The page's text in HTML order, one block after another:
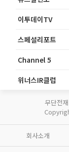
이투데이TV
스페셜리포트
Channel 5
위너스IR클럽
무단전
회사소개